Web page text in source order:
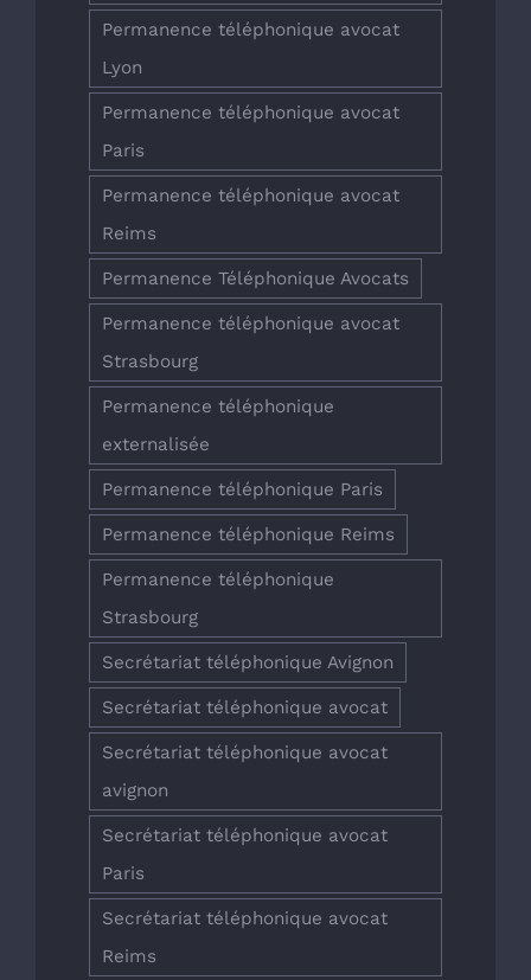
Permanence téléphonique avocat
Lyon
Permanence téléphonique avocat
Paris
Permanence téléphonique avocat
Reims
Permanence Téléphonique Avocats
Permanence téléphonique avocat
Strasbourg
Permanence téléphonique
externalisée
Permanence téléphonique Paris
Permanence téléphonique Reims
Permanence téléphonique
Strasbourg
Secrétariat téléphonique Avignon
Secrétariat téléphonique avocat
Secrétariat téléphonique avocat
avignon
Secrétariat téléphonique avocat
Paris
Secrétariat téléphonique avocat
Reims